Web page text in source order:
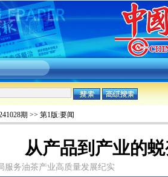
期 >> 第1版:要闻
从产品到产业的
服务油茶产业高质量发展纪实